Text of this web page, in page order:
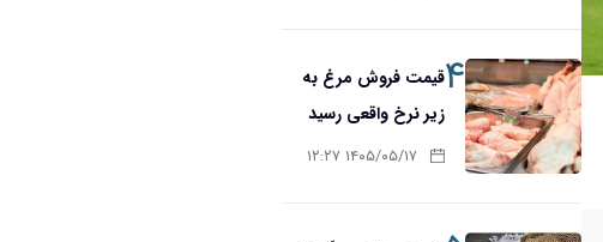
۴قیمت فروش مرغ به
زیر نرخ واقعی رسید
۱۴۰۵/۰۵/۱۷ ۱۲:۲۷